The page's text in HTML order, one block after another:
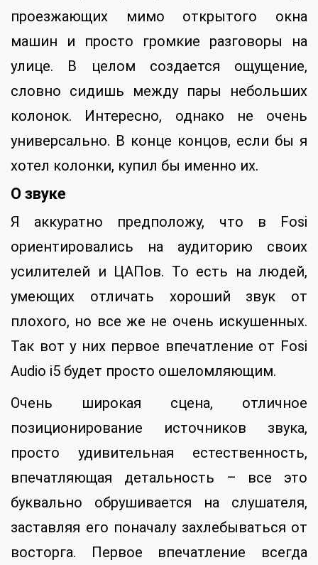
проезжающих мимо открытого окна
машин и просто громкие разговоры на
улице. В целом создается ощущение,
словно сидишь между пары небольших
колонок. Интересно, однако не очень
универсально. В конце концов, если бы я
хотел колонки, купил бы именно их.
О звуке
Я аккуратно предположу, что в Fosi
ориентировались на аудиторию своих
усилителей и ЦАПов. То есть на людей,
умеющих отличать хороший звук от
плохого, но все же не очень искушенных.
Так вот у них первое впечатление от Fosi
Audio i5 будет просто ошеломляющим.
Очень широкая сцена, отличное
позиционирование источников звука,
просто удивительная естественность,
впечатляющая детальность – все это
буквально обрушивается на слушателя,
заставляя его поначалу захлебываться от
восторга. Первое впечатление всегда